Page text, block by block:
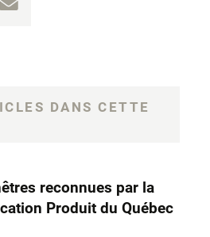
DANS CETTE
reconnues par la
Produit du Québec